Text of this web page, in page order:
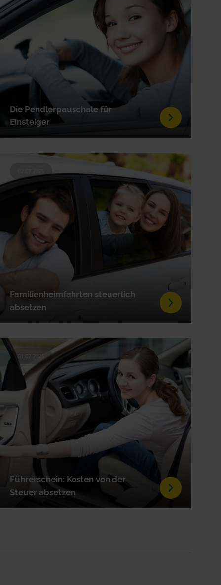
Die Pendlerpauschale für
Einsteiger
Familienheimfahrten steuerlich
absetzen
Führerschein: Kosten von der
Steuer absetzen
01.07.2025